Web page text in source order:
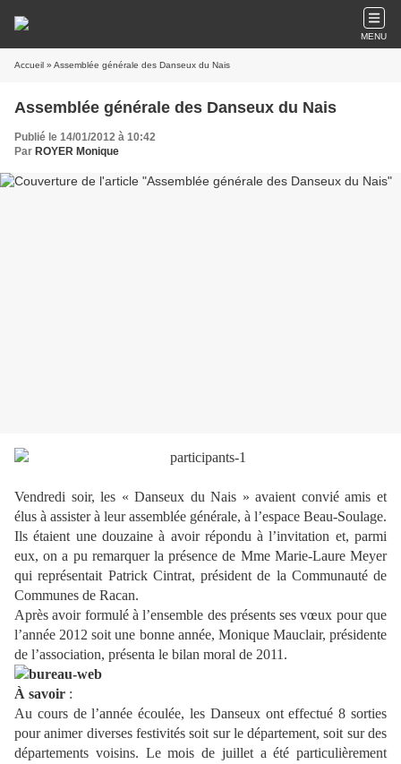
MENU
Accueil » Assemblée générale des Danseux du Nais
Assemblée générale des Danseux du Nais
Publié le 14/01/2012 à 10:42
Par ROYER Monique
Vendredi soir, les « Danseux du Nais » avaient convié amis et
élus à assister à leur assemblée générale, à l’espace Beau-Soulage.
Ils étaient une douzaine à avoir répondu à l’invitation et, parmi
eux, on a pu remarquer la présence de Mme Marie-Laure Meyer
qui représentait Patrick Cintrat, président de la Communauté de
Communes de Racan.
Après avoir formulé à l’ensemble des présents ses vœux pour que
l’année 2012 soit une bonne année, Monique Mauclair, présidente
de l’association, présenta le bilan moral de 2011.
À savoir :
Au cours de l’année écoulée, les Danseux ont effectué 8 sorties
pour animer diverses festivités soit sur le département, soit sur des
départements voisins. Le mois de juillet a été particulièrement